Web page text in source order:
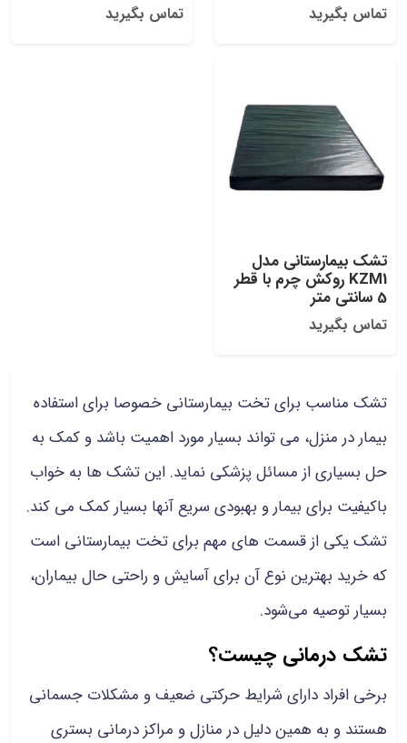
تماس بگیرید تماس بگیرید
تشک بیمارستانی مدل
KZM1 روکش چرم با قطر
5 سانتی متر
تماس بگیرید
تشک مناسب برای تخت بیمارستانی خصوصا برای استفاده
بیمار در منزل، می تواند بسیار مورد اهمیت باشد و کمک به
حل بسیاری از مسائل پزشکی نماید. این تشک ها به خواب
باکیفیت برای بیمار و بهبودی سریع آنها بسیار کمک می کند.
تشک یکی از قسمت های مهم برای تخت بیمارستانی است
که خرید بهترین نوع آن برای آسایش و راحتی حال بیماران،
بسیار توصیه می‌شود.
تشک درمانی چیست؟
برخی افراد دارای شرایط حرکتی ضعیف و مشکلات جسمانی
هستند و به همین دلیل در منازل و مراکز درمانی بستری